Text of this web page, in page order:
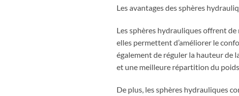
Les avantages des sphères
Les sphères hydrauliques offrent de
elles permettent d’améliorer le
également de réguler la hauteur de
et une meilleure répartition du poids.
De plus, les sphères hydrauliques